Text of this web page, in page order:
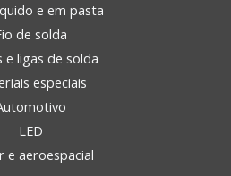
e em pasta
de solda
e ligas de solda
especiais
LED
e aeroespacial